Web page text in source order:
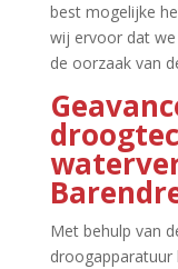
best mogelijke
wij ervoor dat
de oorzaak van
Met behulp van